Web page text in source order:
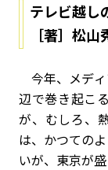
テレビ越
［著］松山
今年、メデ
辺で巻き起こ
が、むしろ、
は、かつての
いが、東京が